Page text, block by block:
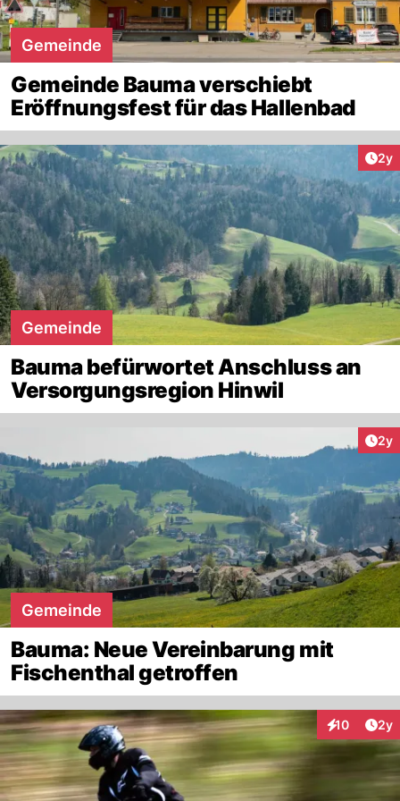
Gemeinde
Gemeinde Bauma verschiebt
Eröffnungsfest für das Hallenbad
2y
Gemeinde
Bauma befürwortet Anschluss an
Versorgungsregion Hinwil
2y
Gemeinde
Bauma: Neue Vereinbarung mit
Fischenthal getroffen
10 2y